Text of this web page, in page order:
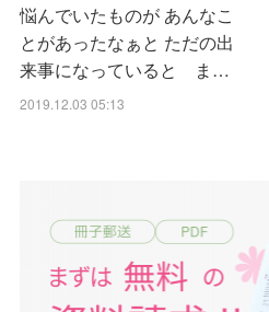
悩んでいたものが あんなこ
とがあったなぁと ただの出
来事になっていると ま…
2019.12.03 05:13